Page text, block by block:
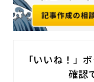
「いいね！」
確認